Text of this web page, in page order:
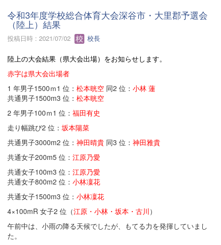
令和3年度学校総合体育大会深谷市・大里郡予選会
（陸上）結果
投稿日時 : 2021/07/02 校長
陸上の大会結果（県大会出場）をお知らせします。
赤字は県大会出場者
1 年男子1500ｍ1 位： 松本晄空 同2 位： 小林 蓮
共通男子1500m3 位： 松本晄空
2 年男子100ｍ1 位： 福田有史
走り幅跳び2 位： 坂本陽菜
共通男子3000m2 位： 神田晴貴 同3 位： 神田雅貴
共通女子200m5 位： 江原乃愛
共通女子100m3 位： 江原乃愛
共通女子800m2 位： 小林凜花
共通女子1500m3 位： 小林凜花
4×100mR 女子2 位（江原・小林・坂本・古川）
午前中は、小雨の降る天候でしたが、もてる力を発揮していまし
た。